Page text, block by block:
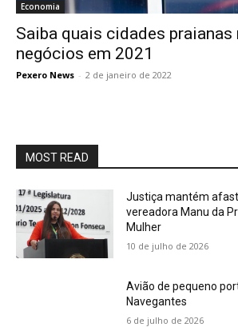
Economia
Saiba quais cidades
negócios em 2021
Pexero News - 2 de janeiro de 2022
MOST READ
Justiça mantém
vereadora Manu da
Mulher
10 de julho de 2026
Avião de pequeno
Navegantes
6 de julho de 2026